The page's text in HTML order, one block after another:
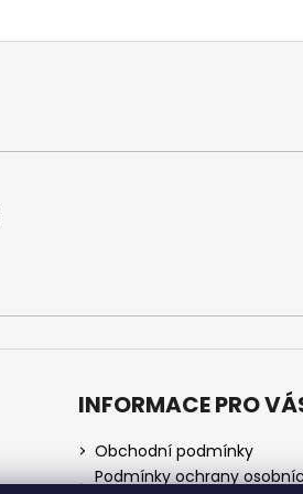
INFORMACE PRO
Obchodní podmínky
Podmínky ochrany